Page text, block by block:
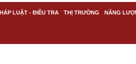
LUẬT - ĐIỀU TRA THỊ TRƯỜNG NĂNG